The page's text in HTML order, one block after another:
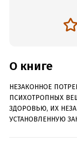
О книге
НЕЗАКОННОЕ
ПСИХОТРОПНЫХ
ЗДОРОВЬЮ, ИХ
УСТАНОВЛЕННУЮ